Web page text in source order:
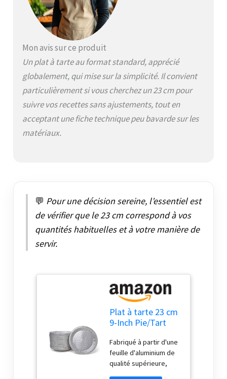
nettoyage fastidieux
Parfait pour les
d'anniversaire ou les
vacances comme Noël
et Thanksgiving ; idéal
pour les tartes, les
muffins, les gâteaux
Mon avis sur ce produit
Un plat à tarte au format standard, apprécié
globalement, qui mise sur la simplicité. Il convient
particulièrement si vous cherchez un 23 cm pour
suivre vos recettes sans ajustements, tout en
acceptant une fiche technique peu bavarde sur les
matériaux.
💬 Pour une décision sereine, l’essentiel est
de vérifier que le 23 cm correspond à vos
quantités habituelles et à votre manière de
servir.
Plat à tarte 23 cm
9-Inch Pie/Tart
Fabriqué à partir d'une
feuille d'aluminium de
qualité supérieure,